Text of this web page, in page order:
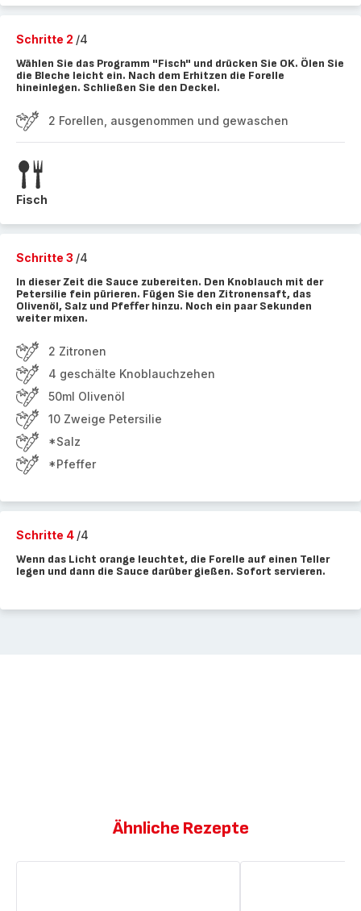
Schritte 2 /4
Wählen Sie das Programm "Fisch" und drücken Sie OK. Ölen Sie
die Bleche leicht ein. Nach dem Erhitzen die Forelle
hineinlegen. Schließen Sie den Deckel.
2 Forellen, ausgenommen und gewaschen
Fisch
Schritte 3 /4
In dieser Zeit die Sauce zubereiten. Den Knoblauch mit der
Petersilie fein pürieren. Fügen Sie den Zitronensaft, das
Olivenöl, Salz und Pfeffer hinzu. Noch ein paar Sekunden
weiter mixen.
2 Zitronen
4 geschälte Knoblauchzehen
50ml Olivenöl
10 Zweige Petersilie
*Salz
*Pfeffer
Schritte 4 /4
Wenn das Licht orange leuchtet, die Forelle auf einen Teller
legen und dann die Sauce darüber gießen. Sofort servieren.
Ähnliche Rezepte